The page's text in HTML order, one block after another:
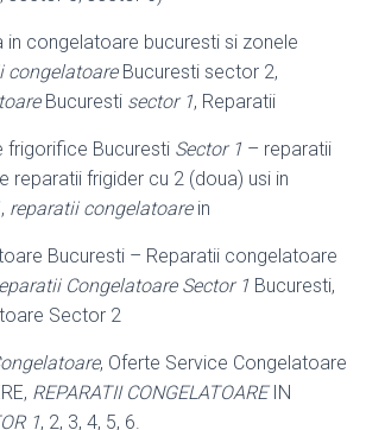
in congelatoare bucuresti si zonele
congelatoareBucuresti sector 2,
Bucuresti sector 1, Reparatii
frigorifice Bucuresti Sector 1 – reparatii
reparatii frigider cu 2 (doua) usi in
, reparatii congelatoarein
Bucuresti – Reparatii congelatoare
Congelatoare Sector 1 Bucuresti,
Sector 2
, Oferte Service Congelatoare
REPARATII CONGELATOAREIN
1, 2, 3, 4, 5, 6.